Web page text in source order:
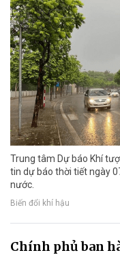
Trung tâm Dự báo Khí
tin dự báo thời tiết ngày
nước.
Biến đổi khí hậu
Chính phủ ban